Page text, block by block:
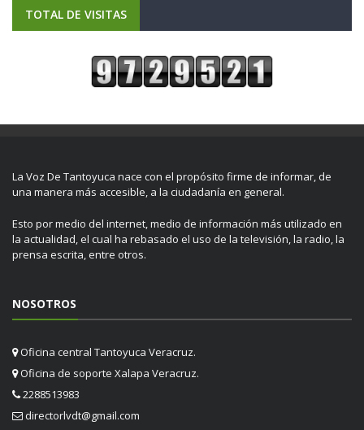
TOTAL DE VISITAS
La Voz De Tantoyuca nace con el propósito firme de informar, de
una manera más accesible, a la ciudadanía en general.
Esto por medio del internet, medio de información más utilizado en
la actualidad, el cual ha rebasado el uso de la televisión, la radio, la
prensa escrita, entre otros.
NOSOTROS
Oficina central Tantoyuca Veracruz.
Oficina de soporte Xalapa Veracruz.
2288513983
directorlvdt@gmail.com